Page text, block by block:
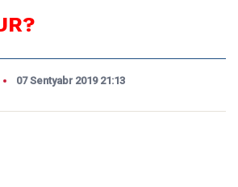
07 Sentyabr 2019 21:13